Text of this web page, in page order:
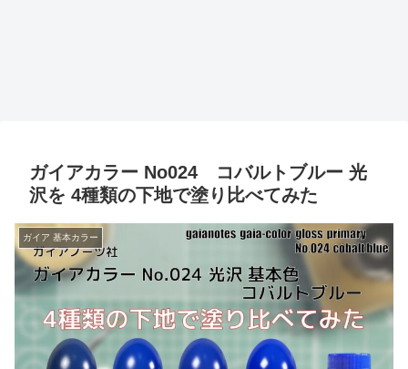
ガイアカラー No024 コバルトブルー 光
沢を 4種類の下地で塗り比べてみた
ガイア 基本カラー